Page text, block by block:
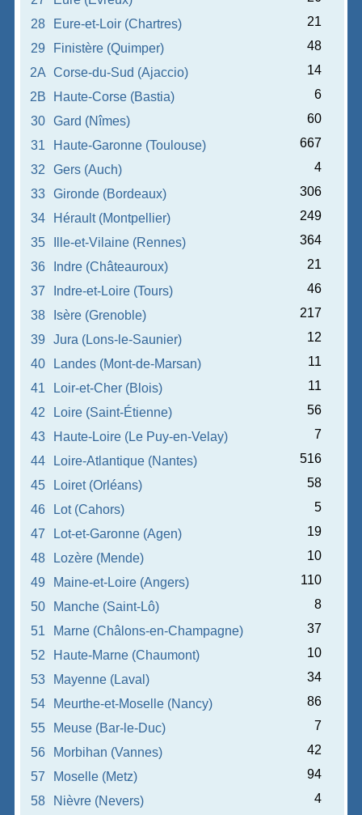
28
Eure-et-Loir (Chartres)
21
29
Finistère (Quimper)
48
2A Corse-du-Sud (Ajaccio)
14
2B
Haute-Corse (Bastia)
6
30
Gard (Nîmes)
60
31
Haute-Garonne (Toulouse)
667
32
Gers (Auch)
4
33
Gironde (Bordeaux)
306
34
Hérault (Montpellier)
249
35
Ille-et-Vilaine (Rennes)
364
36
Indre (Châteauroux)
21
37
Indre-et-Loire (Tours)
46
38
Isère (Grenoble)
217
39
Jura (Lons-le-Saunier)
12
40
Landes (Mont-de-Marsan)
11
41
Loir-et-Cher (Blois)
11
42
Loire (Saint-Étienne)
56
43
Haute-Loire (Le Puy-en-Velay)
7
44
Loire-Atlantique (Nantes)
516
45
Loiret (Orléans)
58
46
Lot (Cahors)
5
47
Lot-et-Garonne (Agen)
19
48
Lozère (Mende)
10
49
Maine-et-Loire (Angers)
110
50
Manche (Saint-Lô)
8
51
Marne (Châlons-en-Champagne)
37
52
Haute-Marne (Chaumont)
10
53
Mayenne (Laval)
34
54
Meurthe-et-Moselle (Nancy)
86
55
Meuse (Bar-le-Duc)
7
56
Morbihan (Vannes)
42
57
Moselle (Metz)
94
58
Nièvre (Nevers)
4